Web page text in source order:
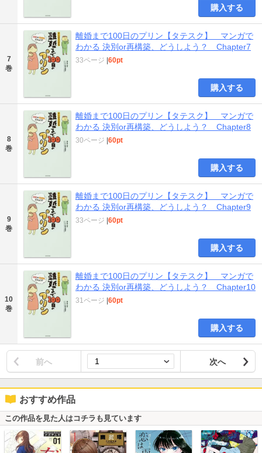
購入する
7
巻
離婚まで100日のプリン【タテスク】 マンガで
わかる 決別or再構築、どうしよう？ Chapter7
33ページ 60pt
購入する
8
巻
離婚まで100日のプリン【タテスク】 マンガで
わかる 決別or再構築、どうしよう？ Chapter8
30ページ 60pt
購入する
9
巻
離婚まで100日のプリン【タテスク】 マンガで
わかる 決別or再構築、どうしよう？ Chapter9
33ページ 60pt
購入する
10
巻
離婚まで100日のプリン【タテスク】 マンガで
わかる 決別or再構築、どうしよう？ Chapter10
31ページ 60pt
購入する
前へ 次へ
おすすめ作品
この作品を見た人はコチラも見ています